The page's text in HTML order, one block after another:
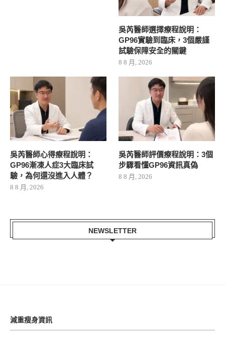
吳芮醫師選擇療程說明：
GP96實驗到臨床，3個嚴謹
試驗保障安全的關鍵
8 8 月, 2026
吳芮醫師心得療程說明：
GP96漸凍人症3大臨床試
驗，為何還沒進入人體？
8 8 月, 2026
吳芮醫師評價療程說明：3個
步驟看懂GP96資訊真偽
8 8 月, 2026
NEWSLETTER
減重瘦身資訊